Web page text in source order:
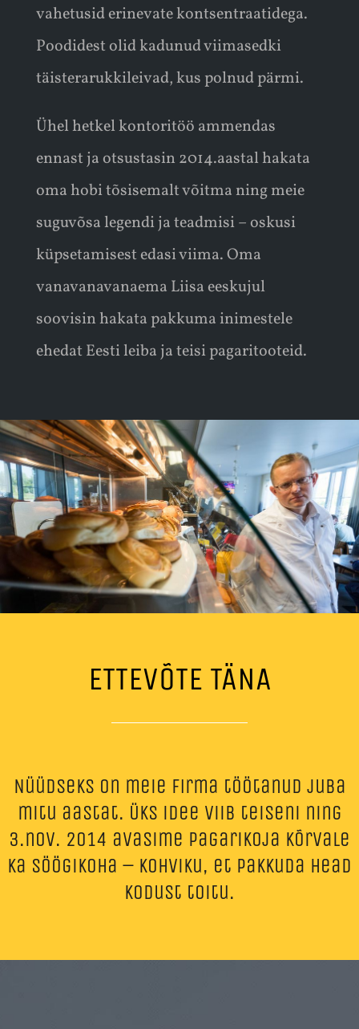
vahetusid erinevate kontsentraatidega.
Poodidest olid kadunud viimasedki
täisterarukkileivad, kus polnud pärmi.
Ühel hetkel kontoritöö ammendas
ennast ja otsustasin 2014.aastal hakata
oma hobi tõsisemalt võitma ning meie
suguvõsa legendi ja teadmisi – oskusi
küpsetamisest edasi viima. Oma
vanavanavanaema Liisa eeskujul
soovisin hakata pakkuma inimestele
ehedat Eesti leiba ja teisi pagaritooteid.
ETTEVÕTE TÄNA
Nüüdseks on meie firma töötanud juba
mitu aastat. Üks idee viib teiseni ning
3.nov. 2014 avasime pagarikoja kõrvale
ka söögikoha – kohviku, et pakkuda head
kodust toitu.